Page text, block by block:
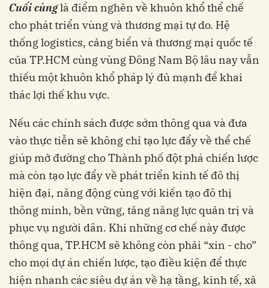
Cuối cùnglà điểm nghẽn về khuôn khổ thể chế
cho phát triển vùng và thương mại tự do. Hệ
thống logistics, cảng biển và thương mại quốc tế
của TP.HCM cùng vùng Đông Nam Bộ lâu nay vẫn
thiếu một khuôn khổ pháp lý đủ mạnh để khai
thác lợi thế khu vực.
Nếu các chính sách được sớm thông qua và đưa
vào thực tiễn sẽ không chỉ tạo lực đẩy về thể chế
giúp mở đường cho Thành phố đột phá chiến lược
mà còn tạo lực đẩy về phát triển kinh tế đô thị
hiện đại, năng động cùng với kiến tạo đô thị
thông minh, bền vững, tăng năng lực quản trị và
phục vụ người dân. Khi những cơ chế này được
thông qua, TP.HCM sẽ không còn phải “xin - cho”
cho mọi dự án chiến lược, tạo điều kiện để thực
hiện nhanh các siêu dự án về hạ tầng, kinh tế, xã